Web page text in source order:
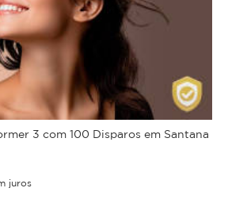
3 com 100 Disparos em Santana
juros